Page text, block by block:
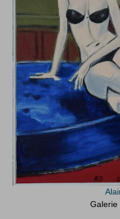
Galerie